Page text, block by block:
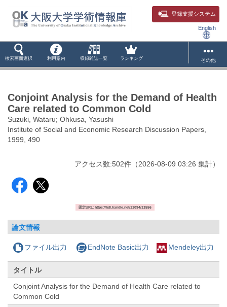
登録支援システム
English
検索画面選択 利用案内 収録雑誌一覧 ランキング その他
Conjoint Analysis for the Demand of Health
Care related to Common Cold
Suzuki, Wataru; Ohkusa, Yasushi
Institute of Social and Economic Research Discussion Papers,
1999, 490
アクセス数:502件 （2026-08-09 03:26 集計）
固定URL: https://hdl.handle.net/11094/13556
論文情報
ファイル出力 EndNote Basic出力 Mendeley出力
タイトル
Conjoint Analysis for the Demand of Health Care related to
Common Cold